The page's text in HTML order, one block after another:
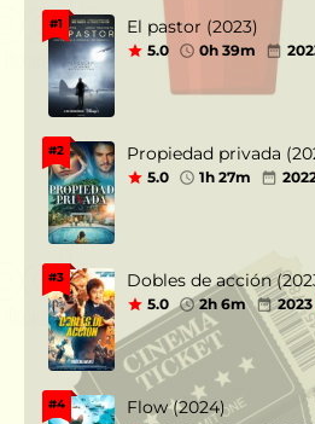
#1 El pastor (2023)
5.0 0h 39m
#2 Propiedad privada
5.0 1h 27m
#3 Dobles de acción
5.0 2h 6m 2023
#4 Flow (2024)